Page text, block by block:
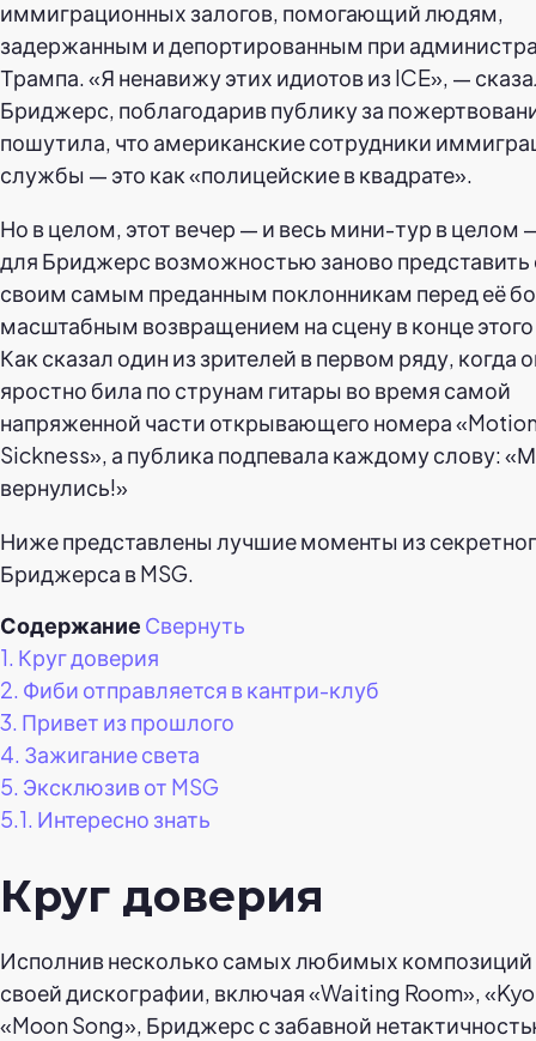
иммиграционных залогов, помогающий людям,
задержанным и депортированным при
Трампа. «Я ненавижу этих идиотов из ICE», —
Бриджерс, поблагодарив публику за
пошутила, что американские сотрудники
службы — это как «полицейские в квадрате».
Но в целом, этот вечер — и весь мини-тур в целом
для Бриджерс возможностью заново представить
своим самым преданным поклонникам перед её
масштабным возвращением на сцену в конце этого
Как сказал один из зрителей в первом ряду, когда
яростно била по струнам гитары во время самой
напряженной части открывающего номера
Sickness», а публика подпевала каждому слову:
вернулись!»
Ниже представлены лучшие моменты из
Бриджерса в MSG.
Содержание Свернуть
1. Круг доверия
2. Фиби отправляется в кантри-клуб
3. Привет из прошлого
4. Зажигание света
5. Эксклюзив от MSG
5.1. Интересно знать
Круг доверия
Исполнив несколько самых любимых композиций
своей дискографии, включая «Waiting Room»,
«Moon Song», Бриджерс с забавной